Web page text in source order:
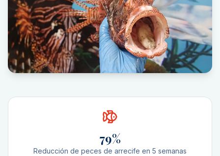
79%
Reducción de peces de arrecife en 5 semanas